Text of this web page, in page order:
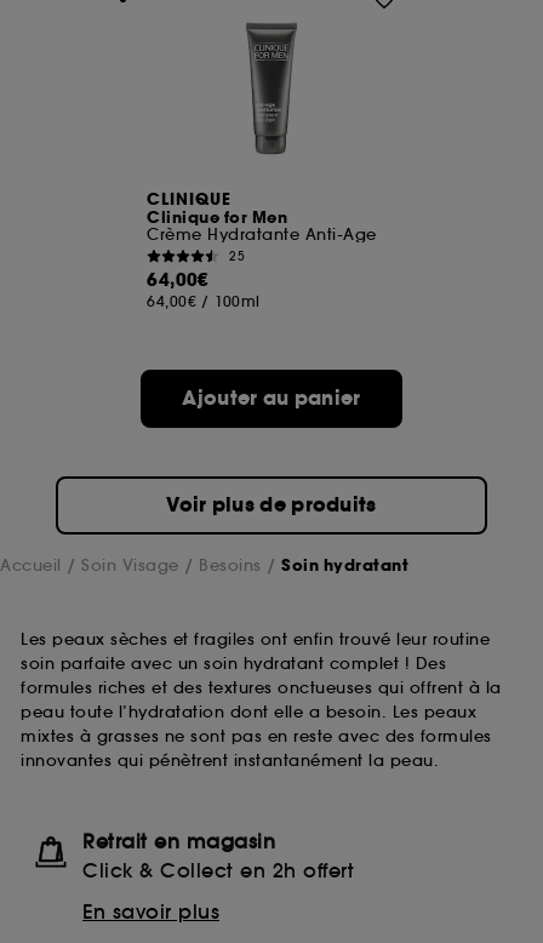
CLINIQUE
Clinique for Men
Crème Hydratante Anti-Age
25
64,00€
64,00€ / 100ml
Ajouter au panier
Voir plus de produits
Accueil Soin Visage Besoins Soin hydratant
Les peaux sèches et fragiles ont enfin trouvé leur routine
soin parfaite avec un soin hydratant complet ! Des
formules riches et des textures onctueuses qui offrent à la
peau toute l’hydratation dont elle a besoin. Les peaux
mixtes à grasses ne sont pas en reste avec des formules
innovantes qui pénètrent instantanément la peau.
Retrait en magasin
Click & Collect en 2h offert
En savoir plus